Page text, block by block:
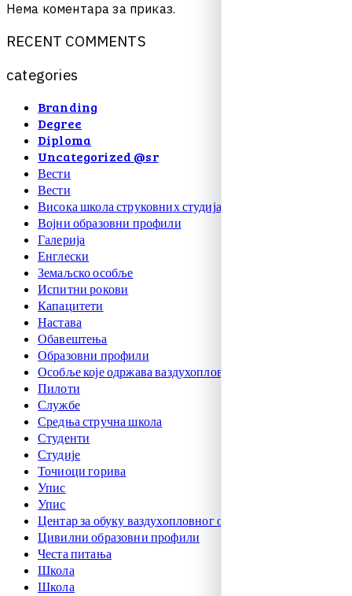
Нема коментара за приказ.
RECENT COMMENTS
categories
Branding
Degree
Diploma
Uncategorized @sr
Вести
Вести
Висока школа струковних студија
Војни образовни профили
Галерија
Енглески
Земаљско особље
Испитни рокови
Капацитети
Настава
Обавештења
Образовни профили
Особље које одржава ваздухоплове
Пилоти
Службе
Средња стручна школа
Студенти
Студије
Точиоци горива
Упис
Упис
Центар за обуку ваздухопловног особља
Цивилни образовни профили
Честа питања
Школа
Школа